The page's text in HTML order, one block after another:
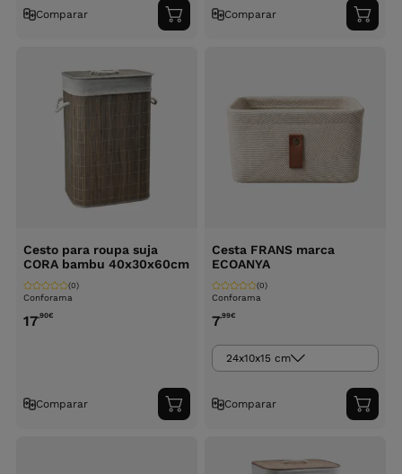
Comparar
Adicionar
ao
Comparar
ao
Cesto para roupa suja
CORA bambu 40x30x60cm
Conforama
(0)
17,90€
Comparar
Adicionar
ao
Cesta FRANS marca
ECOANYA
Conforama
(0)
7,99€
24x10x15 cm
Comparar
ao